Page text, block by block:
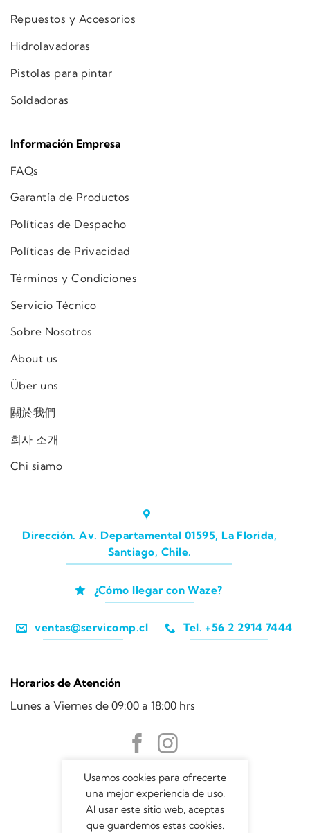
Repuestos y Accesorios
Hidrolavadoras
Pistolas para pintar
Soldadoras
Información Empresa
FAQs
Garantía de Productos
Políticas de Despacho
Políticas de Privacidad
Términos y Condiciones
Servicio Técnico
Sobre Nosotros
About us
Über uns
關於我們
회사 소개
Chi siamo
Dirección. Av. Departamental 01595, La Florida,
Santiago, Chile.
¿Cómo llegar con Waze?
ventas@servicomp.cl Tel. +56 2 2914 7444
Horarios de Atención
Lunes a Viernes de 09:00 a 18:00 hrs
Usamos cookies para ofrecerte
una mejor experiencia de uso.
Al usar este sitio web, aceptas
que guardemos estas cookies.